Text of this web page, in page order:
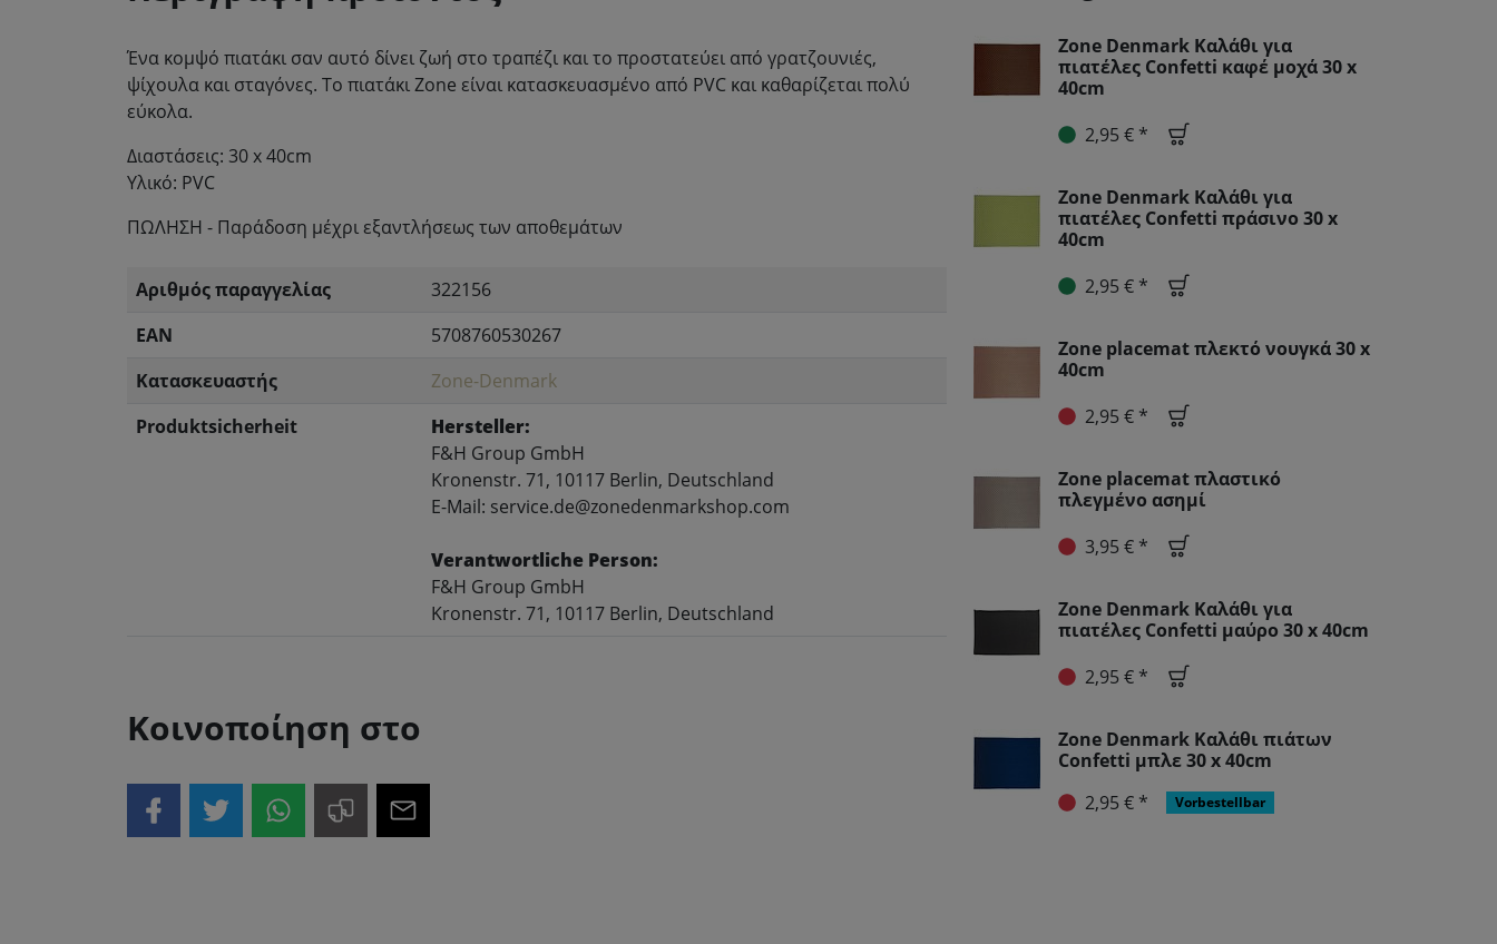
Ένα κομψό πιατάκι σαν αυτό δίνει ζωή στο τραπέζι και το προστατεύει από γρατζουνιές,
ψίχουλα και σταγόνες. Το πιατάκι Zone είναι κατασκευασμένο από PVC και καθαρίζεται πολύ
εύκολα.
Διαστάσεις: 30 x 40cm
Υλικό: PVC
ΠΩΛΗΣΗ - Παράδοση μέχρι εξαντλήσεως των αποθεμάτων
Αριθμός παραγγελίας
322156
EAN
5708760530267
Κατασκευαστής
Zone-Denmark
Produktsicherheit
Hersteller:
F&H Group GmbH
Kronenstr. 71, 10117 Berlin, Deutschland
E-Mail: service.de@zonedenmarkshop.com
Verantwortliche Person:
F&H Group GmbH
Kronenstr. 71, 10117 Berlin, Deutschland
Κοινοποίηση στο
Zone Denmark Καλάθι για
πιατέλες Confetti καφέ μοχά 30 x
40cm
2,95 € *
Zone Denmark Καλάθι για
πιατέλες Confetti πράσινο 30 x
40cm
2,95 € *
Zone placemat πλεκτό νουγκά 30 x
40cm
2,95 € *
Zone placemat πλαστικό
πλεγμένο ασημί
3,95 € *
Zone Denmark Καλάθι για
πιατέλες Confetti μαύρο 30 x 40cm
2,95 € *
Zone Denmark Καλάθι πιάτων
Confetti μπλε 30 x 40cm
2,95 € *
Vorbestellbar